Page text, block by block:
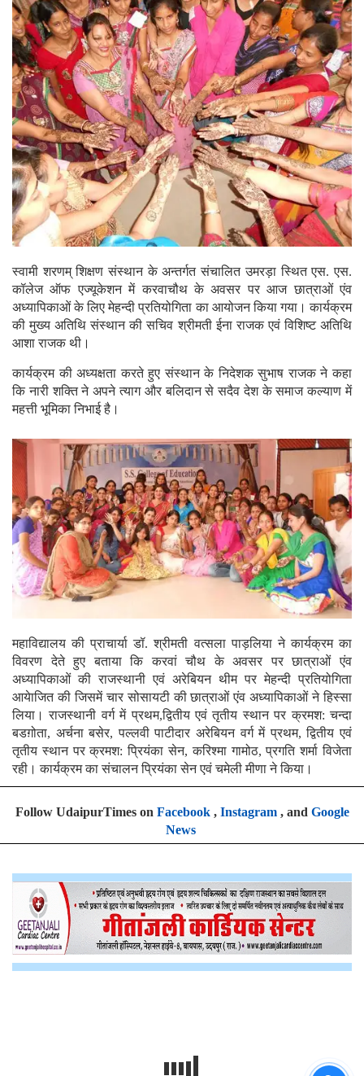
स्वामी शरणम् शिक्षण संस्थान के अन्तर्गत संचालित उमरड़ा स्थित एस. एस.
कॉलेज ऑफ एज्यूकेशन में करवाचौथ के अवसर पर आज छात्राओं एंव
अध्यापिकाओं के लिए मेहन्दी प्रतियोगिता का आयोजन किया गया। कार्यक्रम
की मुख्य अतिथि संस्थान की सचिव श्रीमती ईना राजक एवं विशिष्ट अतिथि
आशा राजक थी।
कार्यक्रम की अध्यक्षता करते हुए संस्थान के निदेशक सुभाष राजक ने कहा
कि नारी शक्ति ने अपने त्याग और बलिदान से सदैव देश के समाज कल्याण में
महत्ती भूमिका निभाई है।
महाविद्यालय की प्राचार्या डॉ. श्रीमती वत्सला पाड़लिया ने कार्यक्रम का
विवरण देते हुए बताया कि करवां चौथ के अवसर पर छात्राओं एंव
अध्यापिकाओं की राजस्थानी एवं अरेबियन थीम पर मेहन्दी प्रतियोगिता
आयेाजित की जिसमें चार सोसायटी की छात्राओं एंव अध्यापिकाओं ने हिस्सा
लिया। राजस्थानी वर्ग में प्रथम,द्वितीय एवं तृतीय स्थान पर क्रमश: चन्दा
बडग़ोता, अर्चना बसेर, पल्लवी पाटीदार अरेबियन वर्ग में प्रथम, द्वितीय एवं
तृतीय स्थान पर क्रमश: प्रियंका सेन, करिश्मा गामोठ, प्रगति शर्मा विजेता
रही। कार्यक्रम का संचालन प्रियंका सेन एवं चमेली मीणा ने किया।
Follow UdaipurTimes on Facebook, Instagram, and Google
News